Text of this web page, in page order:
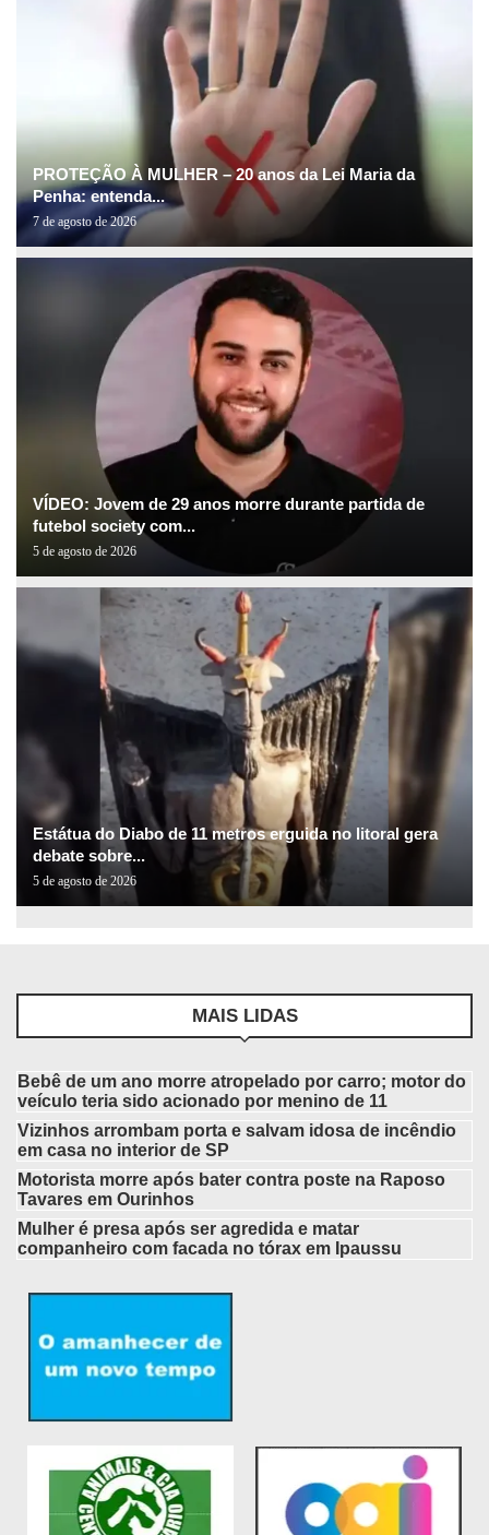
PROTEÇÃO À MULHER – 20 anos da Lei Maria da
Penha: entenda...
7 de agosto de 2026
VÍDEO: Jovem de 29 anos morre durante partida de
futebol society com...
5 de agosto de 2026
Estátua do Diabo de 11 metros erguida no litoral gera
debate sobre...
5 de agosto de 2026
MAIS LIDAS
Bebê de um ano morre atropelado por carro; motor do
veículo teria sido acionado por menino de 11
Vizinhos arrombam porta e salvam idosa de incêndio
em casa no interior de SP
Motorista morre após bater contra poste na Raposo
Tavares em Ourinhos
Mulher é presa após ser agredida e matar
companheiro com facada no tórax em Ipaussu